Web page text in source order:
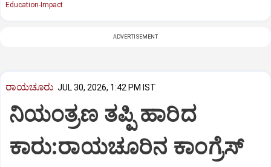
Education-Impact
ADVERTISEMENT
ರಾಯಚೂರು JUL 30, 2026, 1:42 PM IST
ನಿಯಂತ್ರಣ ತಪ್ಪಿ ಹಾರಿದ
ಕಾರು:ರಾಯಚೂರಿನ ಕಾಂಗ್ರೆಸ್